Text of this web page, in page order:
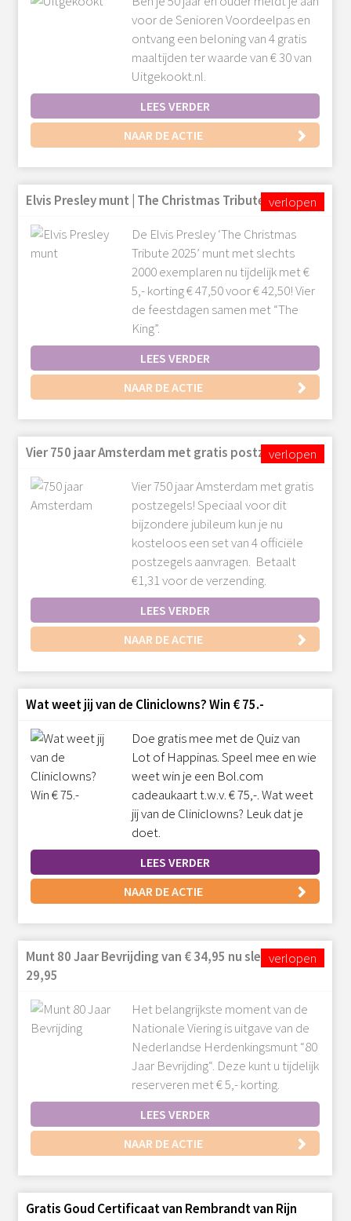
voor de Senioren Voordeelpas en
ontvang een beloning van 4 gratis
maaltijden ter waarde van € 30 van
Uitgekookt.nl.
LEES VERDER
NAAR DE ACTIE
Elvis Presley munt | The Christmas Tribute 2025
De Elvis Presley ‘The Christmas
Tribute 2025’ munt met slechts
2000 exemplaren nu tijdelijk met €
5,- korting € 47,50 voor € 42,50! Vier
de feestdagen samen met “The
King”.
LEES VERDER
NAAR DE ACTIE
Vier 750 jaar Amsterdam met gratis postzegels!
Vier 750 jaar Amsterdam met gratis
postzegels! Speciaal voor dit
bijzondere jubileum kun je nu
kosteloos een set van 4 officiële
postzegels aanvragen. Betaalt
€1,31 voor de verzending.
LEES VERDER
NAAR DE ACTIE
Wat weet jij van de Cliniclowns? Win € 75.-
Doe gratis mee met de Quiz van
Lot of Happinas. Speel mee en wie
weet win je een Bol.com
cadeaukaart t.w.v. € 75,-. Wat weet
jij van de Cliniclowns? Leuk dat je
doet.
LEES VERDER
NAAR DE ACTIE
Munt 80 Jaar Bevrijding van € 34,95 nu slechts €
29,95
Het belangrijkste moment van de
Nationale Viering is uitgave van de
Nederlandse Herdenkingsmunt “80
Jaar Bevrijding“. Deze kunt u tijdelijk
reserveren met € 5,- korting.
LEES VERDER
NAAR DE ACTIE
Gratis Goud Certificaat van Rembrandt van Rijn